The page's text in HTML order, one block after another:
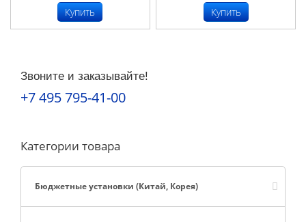
Звоните и заказывайте!
+7 495 795-41-00
Категории товара
Бюджетные установки (Китай, Корея)
Купить Купить